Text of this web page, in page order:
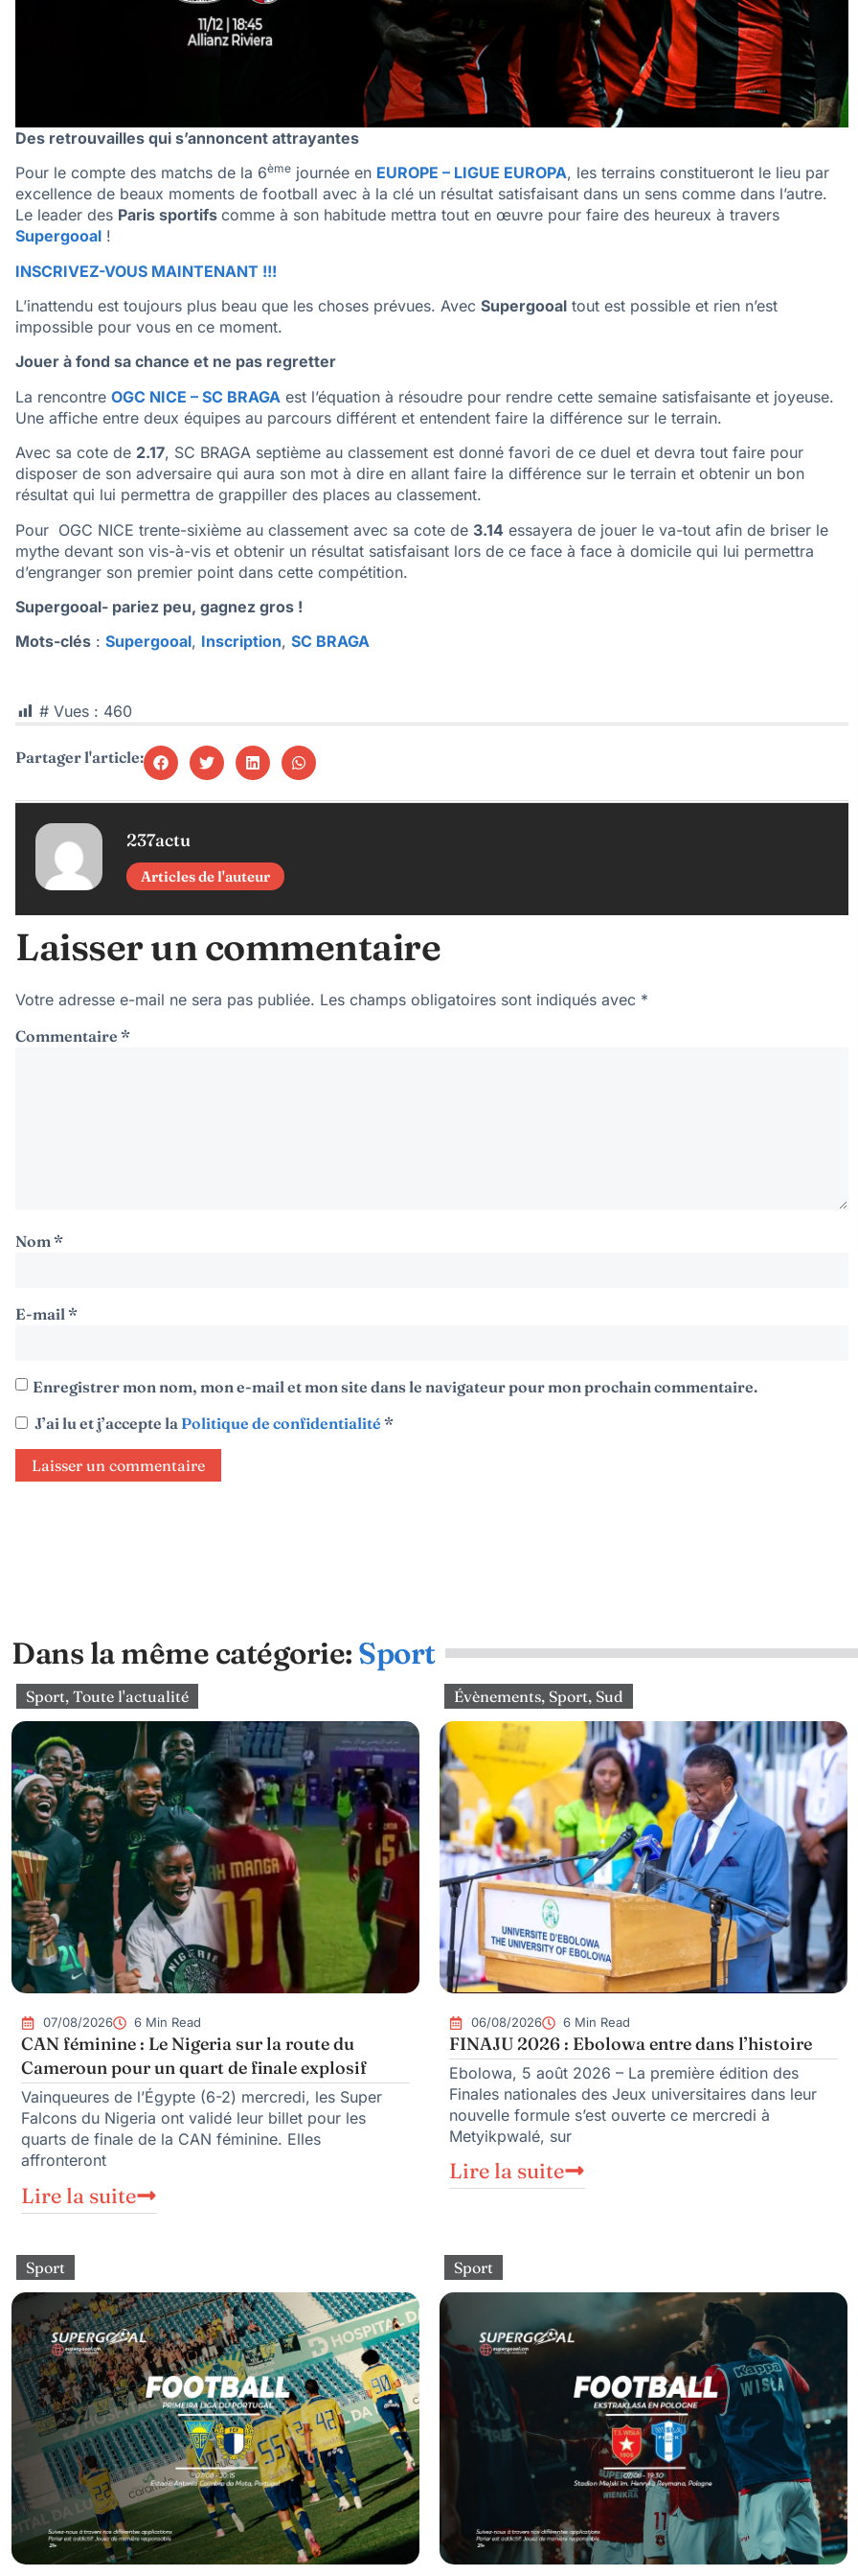
Des retrouvailles qui s’annoncent attrayantes
Pour le compte des matchs de la 6ème journée en EUROPE – LIGUE EUROPA, les terrains constitueront le lieu par
excellence de beaux moments de football avec à la clé un résultat satisfaisant dans un sens comme dans l’autre.
Le leader des Paris sportifs comme à son habitude mettra tout en œuvre pour faire des heureux à travers
Supergooal !
INSCRIVEZ-VOUS MAINTENANT !!!
L’inattendu est toujours plus beau que les choses prévues. Avec Supergooal tout est possible et rien n’est
impossible pour vous en ce moment.
Jouer à fond sa chance et ne pas regretter
La rencontre OGC NICE – SC BRAGA est l’équation à résoudre pour rendre cette semaine satisfaisante et joyeuse.
Une affiche entre deux équipes au parcours différent et entendent faire la différence sur le terrain.
Avec sa cote de 2.17, SC BRAGA septième au classement est donné favori de ce duel et devra tout faire pour
disposer de son adversaire qui aura son mot à dire en allant faire la différence sur le terrain et obtenir un bon
résultat qui lui permettra de grappiller des places au classement.
Pour OGC NICE trente-sixième au classement avec sa cote de 3.14 essayera de jouer le va-tout afin de briser le
mythe devant son vis-à-vis et obtenir un résultat satisfaisant lors de ce face à face à domicile qui lui permettra
d’engranger son premier point dans cette compétition.
Supergooal- pariez peu, gagnez gros !
Mots-clés : Supergooal, Inscription, SC BRAGA
# Vues : 460
Partager l'article:
237actu
Articles de l'auteur
Laisser un commentaire
Votre adresse e-mail ne sera pas publiée. Les champs obligatoires sont indiqués avec *
Commentaire *
Nom *
E-mail *
Enregistrer mon nom, mon e-mail et mon site dans le navigateur pour mon prochain commentaire.
J’ai lu et j’accepte la Politique de confidentialité *
Dans la même catégorie: Sport
Sport, Toute l'actualité
07/08/2026 6 Min Read
CAN féminine : Le Nigeria sur la route du
Cameroun pour un quart de finale explosif
Vainqueures de l’Égypte (6-2) mercredi, les Super
Falcons du Nigeria ont validé leur billet pour les
quarts de finale de la CAN féminine. Elles
affronteront
Lire la suite
Évènements, Sport, Sud
06/08/2026 6 Min Read
FINAJU 2026 : Ebolowa entre dans l’histoire
Ebolowa, 5 août 2026 – La première édition des
Finales nationales des Jeux universitaires dans leur
nouvelle formule s’est ouverte ce mercredi à
Metyikpwalé, sur
Lire la suite
Sport Sport